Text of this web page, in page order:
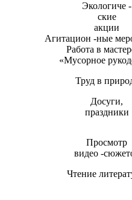
Экологиче -
ские
акции
Агитацион -ные
Работа в
«Мусорное
Труд в
Досуги,
праздники
Просмотр
видео -
Чтение